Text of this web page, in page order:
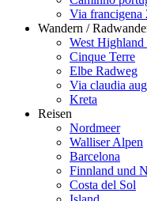
Via francigena
Wandern /
West Highland
Cinque Terre
Elbe Radweg
Via claudia
Kreta
Reisen
Nordmeer
Walliser Alpen
Barcelona
Finnland und
Costa del Sol